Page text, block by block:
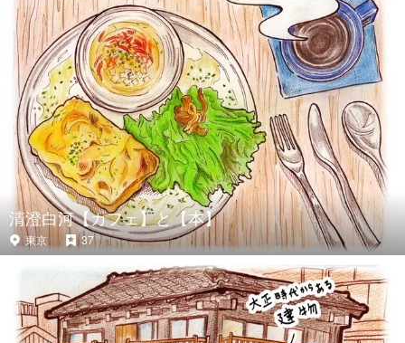
清澄白河【カフェ】と【本】
東京 37